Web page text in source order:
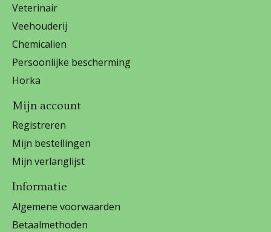
Veterinair
Veehouderij
Chemicalien
Persoonlijke bescherming
Horka
Mijn account
Registreren
Mijn bestellingen
Mijn verlanglijst
Informatie
Algemene voorwaarden
Betaalmethoden